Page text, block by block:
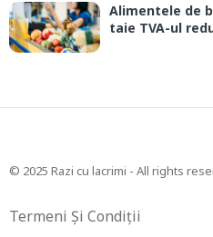
Alimentele de
taie TVA-ul
© 2025 Razi cu lacrimi - All rights
Termeni Și Condiții